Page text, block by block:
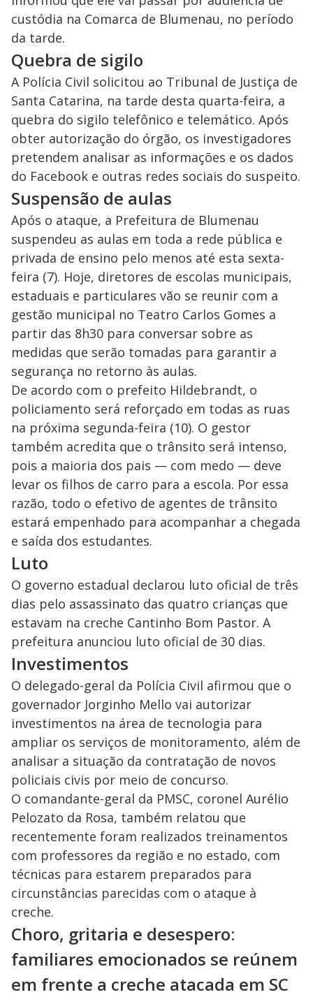
custódia na Comarca de Blumenau, no período
da tarde.
Quebra de sigilo
A Polícia Civil solicitou ao Tribunal de Justiça de
Santa Catarina, na tarde desta quarta-feira, a
quebra do sigilo telefônico e telemático. Após
obter autorização do órgão, os investigadores
pretendem analisar as informações e os dados
do Facebook e outras redes sociais do suspeito.
Suspensão de aulas
Após o ataque, a Prefeitura de Blumenau
suspendeu as aulas em toda a rede pública e
privada de ensino pelo menos até esta sexta-
feira (7). Hoje, diretores de escolas municipais,
estaduais e particulares vão se reunir com a
gestão municipal no Teatro Carlos Gomes a
partir das 8h30 para conversar sobre as
medidas que serão tomadas para garantir a
segurança no retorno às aulas.
De acordo com o prefeito Hildebrandt, o
policiamento será reforçado em todas as ruas
na próxima segunda-feira (10). O gestor
também acredita que o trânsito será intenso,
pois a maioria dos pais — com medo — deve
levar os filhos de carro para a escola. Por essa
razão, todo o efetivo de agentes de trânsito
estará empenhado para acompanhar a chegada
e saída dos estudantes.
Luto
O governo estadual declarou luto oficial de três
dias pelo assassinato das quatro crianças que
estavam na creche Cantinho Bom Pastor. A
prefeitura anunciou luto oficial de 30 dias.
Investimentos
O delegado-geral da Polícia Civil afirmou que o
governador Jorginho Mello vai autorizar
investimentos na área de tecnologia para
ampliar os serviços de monitoramento, além de
analisar a situação da contratação de novos
policiais civis por meio de concurso.
O comandante-geral da PMSC, coronel Aurélio
Pelozato da Rosa, também relatou que
recentemente foram realizados treinamentos
com professores da região e no estado, com
técnicas para estarem preparados para
circunstâncias parecidas com o ataque à
creche.
Choro, gritaria e desespero:
familiares emocionados se reúnem
em frente a creche atacada em SC